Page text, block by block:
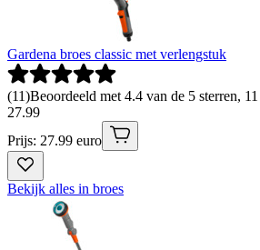
Gardena broes classic met verlengstuk
(11)Beoordeeld met 4.4 van de 5 sterren,
27.99
Prijs: 27.99 euro
Bekijk alles in broes